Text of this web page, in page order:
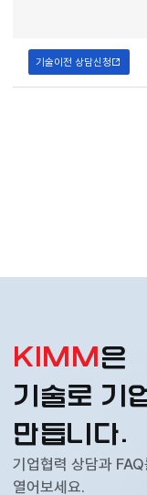
기술이전 상담신청
KIMM 은
기술로 기
만듭니다.
기업협력 상담과
열어보세요.